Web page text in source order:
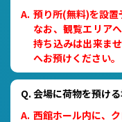
預り所(無料)を設置
なお、観覧エリア
持ち込みは出来ま
へお預けください。
会場に荷物を預け
西館ホール内に、